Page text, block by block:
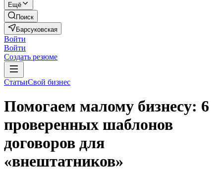
Ещё
Поиск
Барсуковская
Войти
Войти
Создать резюме
СтатьиСвой бизнес
Помогаем малому бизнесу: 6
проверенных шаблонов
договоров для
«внештатников»